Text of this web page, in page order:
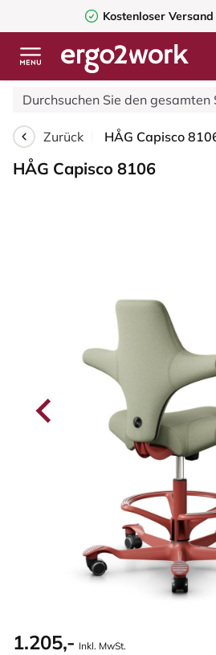
Kostenloser Versand
Zurück
HÅG Capisco 8106
1.205,- Inkl. MwSt.